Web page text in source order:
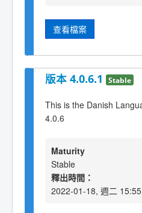
查看檔案
版本 4.0.6.1 Stable
This is the Danish
4.0.6
Maturity
Stable
釋出時間：
2022-01-18, 週二 15:55